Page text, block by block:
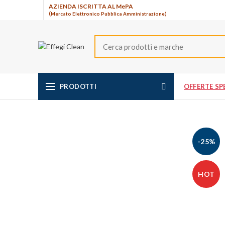
AZIENDA ISCRITTA AL MePA
(Mercato Elettronico Pubblica Amministrazione)
PRODOTTI OFFERTE
-25%
HOT